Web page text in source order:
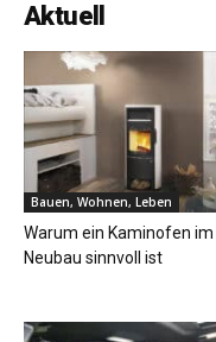
Aktuell
Bauen, Wohnen, Leben
Warum ein Kaminofen im
Neubau sinnvoll ist